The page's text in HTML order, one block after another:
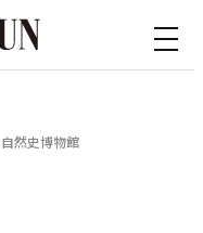
然史博物館